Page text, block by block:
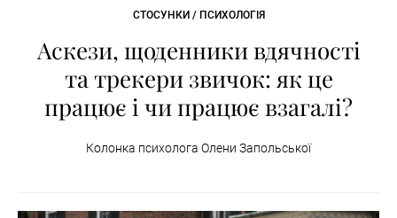
СТОСУНКИ / ПСИХОЛОГІЯ
Аскези, щоденники вдячності
та трекери звичок: як це
працює і чи працює взагалі?
Колонка психолога Олени Запольської